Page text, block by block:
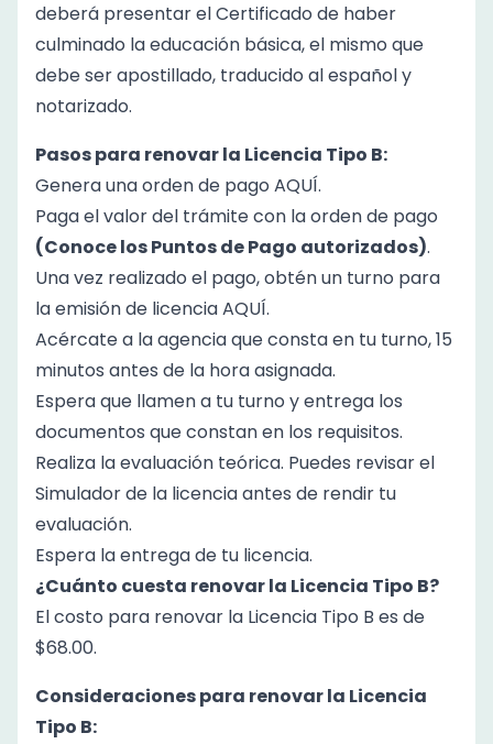
deberá presentar el Certificado de haber
culminado la educación básica, el mismo que
debe ser apostillado, traducido al español y
notarizado.
Pasos para renovarla Licencia Tipo B:
Genera una orden de pago AQUÍ.
Paga el valor del trámite con la orden de pago
(Conoce los Puntos de Pago autorizados).
Una vez realizado el pago, obtén un turno para
la emisión de licenciaAQUÍ.
Acércate a la agencia que consta en tu turno, 15
minutos antes de la hora asignada.
Espera que llamen a tu turno y entrega los
documentos que constan en los requisitos.
Realiza la evaluación teórica. Puedes revisar el
Simulador de la licenciaantes de rendir tu
evaluación.
Espera la entrega de tu licencia.
¿Cuánto cuesta renovarla Licencia Tipo B?
El costo para renovar la Licencia Tipo B es de
$68.00.
Consideraciones para renovar la Licencia
Tipo B: